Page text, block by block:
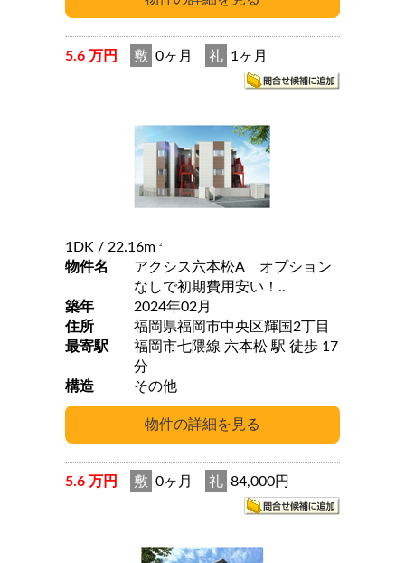
5.6 万円 敷 0ヶ月 礼 1ヶ月
1DK / 22.16m 2
物件名
アクシス六本松A オプション
なしで初期費用安い！..
築年
2024年02月
住所
福岡県福岡市中央区輝国2丁目
最寄駅
福岡市七隈線 六本松 駅 徒歩 17
分
構造
その他
5.6 万円 敷 0ヶ月 礼 84,000円